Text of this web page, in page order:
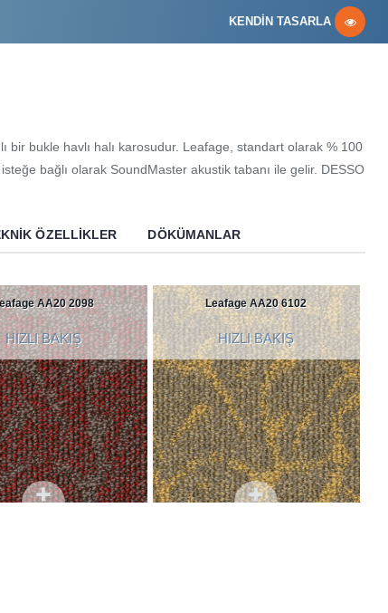
KENDİN TASARLA
bir bukle havlı halı karosudur. Leafage, standart olarak % 100
bağlı olarak SoundMaster akustik tabanı ile gelir. DESSO
ÖZELLIKLER DÖKÜMANLAR
AA20 2098
HIZLI BAKIŞ
Leafage AA20 6102
HIZLI BAKIŞ